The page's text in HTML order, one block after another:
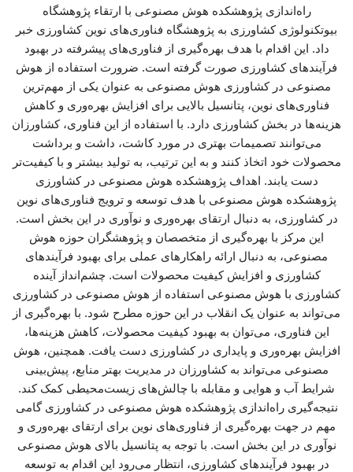
راه‌اندازی پژوهشکده هوش مصنوعی با ارتقاء پژوهشگاه
بیوتکنولوژی کشاورزی به پژوهشگاه فناوری‌های نوین کشاورزی خبر
داد. این اقدام با هدف بهره‌گیری از فناوری‌های پیشرفته در بهبود
فرآیندهای کشاورزی صورت گرفته است. ضرورت استفاده از هوش
مصنوعی در کشاورزی هوش مصنوعی به عنوان یکی از مهم‌ترین
فناوری‌های نوین، پتانسیل بالایی برای افزایش بهره‌وری و کاهش
هزینه‌ها در بخش کشاورزی دارد. با استفاده از این فناوری، کشاورزان
می‌توانند تصمیمات بهتری در مورد کاشت، داشت و برداشت
محصولات خود اتخاذ کنند و به این ترتیب، به تولید بیشتر و با کیفیت‌تر
دست یابند. اهداف پژوهشکده هوش مصنوعی در کشاورزی
پژوهشکده هوش مصنوعی با هدف توسعه و ترویج فناوری‌های نوین
در کشاورزی، به دنبال ارتقای بهره‌وری و نوآوری در این بخش است.
این مرکز با بهره‌گیری از متخصصان و پژوهشگران حوزه هوش
مصنوعی، به دنبال ارائه راهکارهای عملی برای بهبود فرآیندهای
کشاورزی و افزایش کیفیت محصولات است. چشم‌انداز آینده
کشاورزی با هوش مصنوعی استفاده از هوش مصنوعی در کشاورزی
می‌تواند به عنوان یک انقلاب در این حوزه مطرح شود. با بهره‌گیری از
این فناوری، می‌توان به بهبود کیفیت محصولات، کاهش هزینه‌ها،
افزایش بهره‌وری و پایداری در کشاورزی دست یافت. همچنین، هوش
مصنوعی می‌تواند به کشاورزان در مدیریت بهتر منابع، پیش‌بینی
شرایط آب و هوایی و مقابله با چالش‌های زیست‌محیطی کمک کند.
نتیجه‌گیری راه‌اندازی پژوهشکده هوش مصنوعی در کشاورزی گامی
مهم در جهت بهره‌گیری از فناوری‌های نوین برای ارتقای بهره‌وری و
نوآوری در این بخش است. با توجه به پتانسیل بالای هوش مصنوعی
در بهبود فرآیندهای کشاورزی، انتظار می‌رود این اقدام به توسعه